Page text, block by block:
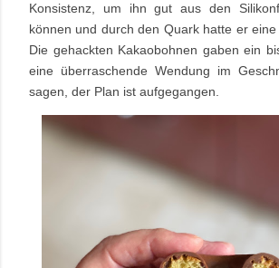
Konsistenz, um ihn gut aus den
können und durch den Quark hatte er eine
Die gehackten Kakaobohnen gaben ein
eine überraschende Wendung im
sagen, der Plan ist aufgegangen.